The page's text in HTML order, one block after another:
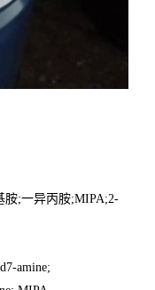
胺;一异丙胺;MIPA;2-
amine;